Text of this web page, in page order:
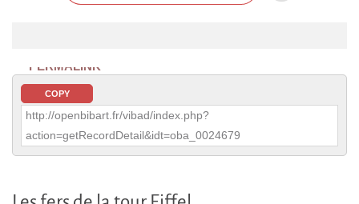
PERMALINK
COPY
http://openbibart.fr/vibad/index.php?
action=getRecordDetail&idt=oba_0024679